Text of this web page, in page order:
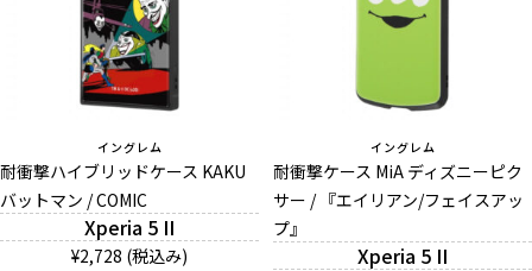
イングレム
耐衝撃ハイブリッドケース KAKU
バットマン / COMIC
Xperia 5 II
¥2,728 (税込み)
イングレム
耐衝撃ケース MiA ディズニーピク
サー / 『エイリアン/フェイスアッ
プ』
Xperia 5 II